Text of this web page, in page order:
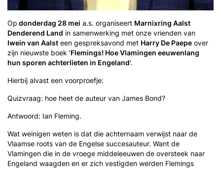
Op donderdag 28 mei a.s. organiseert Marnixring Aalst
Denderend Land in samenwerking met onze vrienden van
Iwein van Aalst een gespreksavond met Harry De Paepe over
zijn nieuwste boek 'Flemings! Hoe Vlamingen eeuwenlang
hun sporen achterlieten in Engeland'.
Hierbij alvast een voorproefje:
Quizvraag: hoe heet de auteur van James Bond?
Antwoord: Ian Fleming.
Wat weinigen weten is dat die achternaam verwijst naar de
Vlaamse roots van de Engelse succesauteur. Want de
Vlamingen die in de vroege middeleeuwen de oversteek naar
Engeland waagden en er zich vestigden werden Flemings